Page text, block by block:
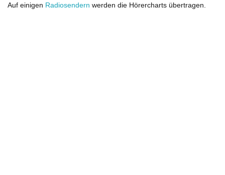
Auf einigen Radiosendern werden die Hörercharts übertragen.